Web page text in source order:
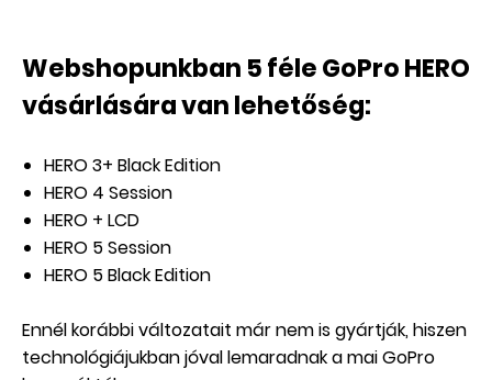
Webshopunkban 5 féle GoPro HERO
vásárlására van lehetőség:
HERO 3+ Black Edition
HERO 4 Session
HERO + LCD
HERO 5 Session
HERO 5 Black Edition
Ennél korábbi változatait már nem is gyártják, hiszen
technológiájukban jóval lemaradnak a mai GoPro